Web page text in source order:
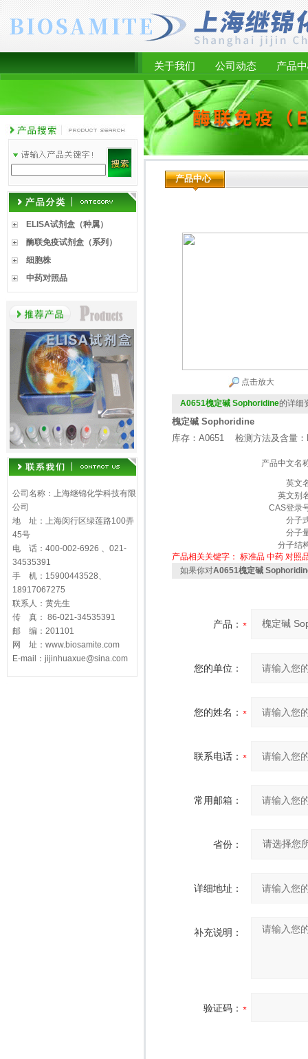
关于我们 公司动态 产品
ELISA试剂盒（种属）
酶联免疫试剂盒（系列）
细胞株
中药对照品
公司名称：上海继锦化学科技有限
公司
地 址：上海闵行区绿莲路100弄
45号
电 话：400-002-6926 、021-
34535391
手 机：15900443528、
18917067275
联系人：黄先生
传 真： 86-021-34535391
邮 编：201101
网 址：www.biosamite.com
E-mail：jijinhuaxue@sina.com
产品中心
点击放大
A0651槐定碱 Sophoridine的详细
槐定碱 Sophoridine
库存：A0651 检测方法及含量
产品中文名
英文
英文别
CAS登录
分子
分子
分子结
产品相关关键字： 标准品 中药 对照
如果你对A0651槐定碱
产品：
您的单位：
您的姓名：
联系电话：
常用邮箱：
省份：
详细地址：
补充说明：
验证码：